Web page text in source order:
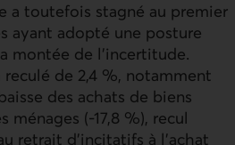
a toutefois stagné au premier
ayant adopté une posture
montée de l’incertitude.
de 2,4 %, notamment
des achats de biens
ménages (-17,8 %), recul
retrait d’incitatifs à l’achat